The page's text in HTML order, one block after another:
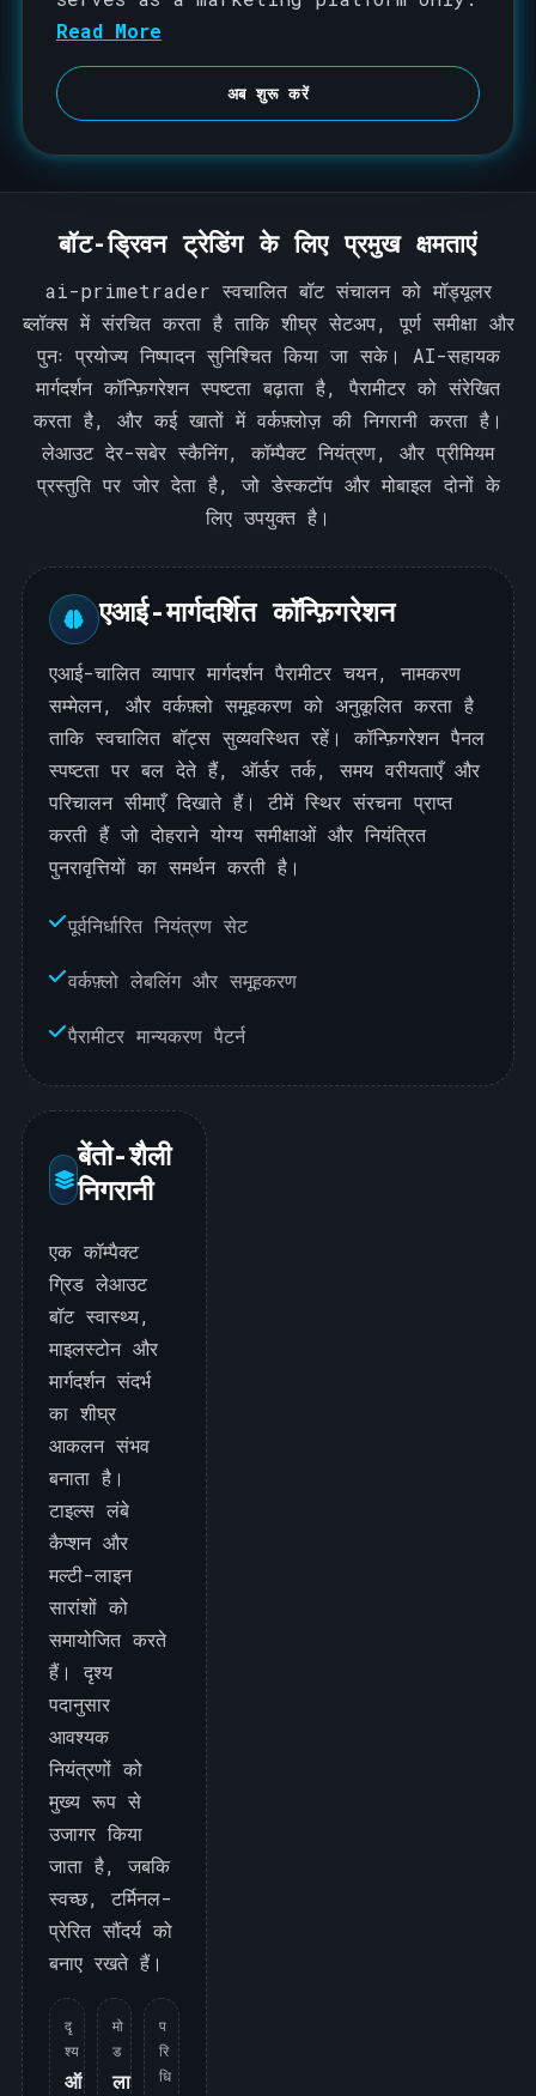
d
S
a
t
e
+
1
Read More
अब शुरू करें
बॉट-ड्रिवन ट्रेडिंग के लिए प्रमुख क्षमताएं
ai-primetrader स्वचालित बॉट संचालन को मॉड्यूलर
ब्लॉक्स में संरचित करता है ताकि शीघ्र सेटअप, पूर्ण समीक्षा और
पुनः प्रयोज्य निष्पादन सुनिश्चित किया जा सके। AI-सहायक
मार्गदर्शन कॉन्फ़िगरेशन स्पष्टता बढ़ाता है, पैरामीटर को संरेखित
करता है, और कई खातों में वर्कफ़्लोज़ की निगरानी करता है।
लेआउट देर-सबेर स्कैनिंग, कॉम्पैक्ट नियंत्रण, और प्रीमियम
प्रस्तुति पर जोर देता है, जो डेस्कटॉप और मोबाइल दोनों के
लिए उपयुक्त है।
एआई-मार्गदर्शित कॉन्फ़िगरेशन
एआई-चालित व्यापार मार्गदर्शन पैरामीटर चयन, नामकरण
सम्मेलन, और वर्कफ़्लो समूहकरण को अनुकूलित करता है
ताकि स्वचालित बॉट्स सुव्यवस्थित रहें। कॉन्फ़िगरेशन पैनल
स्पष्टता पर बल देते हैं, ऑर्डर तर्क, समय वरीयताएँ और
परिचालन सीमाएँ दिखाते हैं। टीमें स्थिर संरचना प्राप्त
करती हैं जो दोहराने योग्य समीक्षाओं और नियंत्रित
पुनरावृत्तियों का समर्थन करती है।
पूर्वनिर्धारित नियंत्रण सेट
वर्कफ़्लो लेबलिंग और समूहकरण
पैरामीटर मान्यकरण पैटर्न
बेंतो-शैली
निगरानी
एक कॉम्पैक्ट
ग्रिड लेआउट
बॉट स्वास्थ्य,
माइलस्टोन और
मार्गदर्शन संदर्भ
का शीघ्र
आकलन संभव
बनाता है।
टाइल्स लंबे
कैप्शन और
मल्टी-लाइन
सारांशों को
समायोजित करते
हैं। दृश्य
पदानुसार
आवश्यक
नियंत्रणों को
मुख्य रूप से
उजागर किया
जाता है, जबकि
स्वच्छ, टर्मिनल-
प्रेरित सौंदर्य को
बनाए रखते हैं।
दृ
श्य
ऑ
मो
ड
ला
प
रि
धि